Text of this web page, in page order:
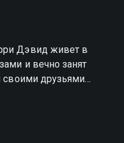
Дэвид живет в
и вечно занят
своими друзьями
бесплатно в